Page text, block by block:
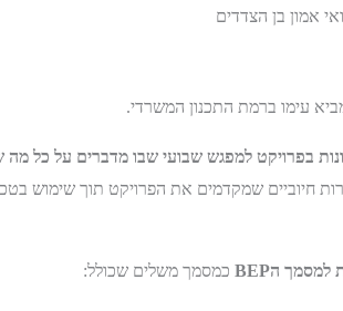
אמון בן הצדדים
בפרויקט למפגש שבועי שבו מדברים על כל מה
למסמך הBEPכמסמך משלים שכולל: